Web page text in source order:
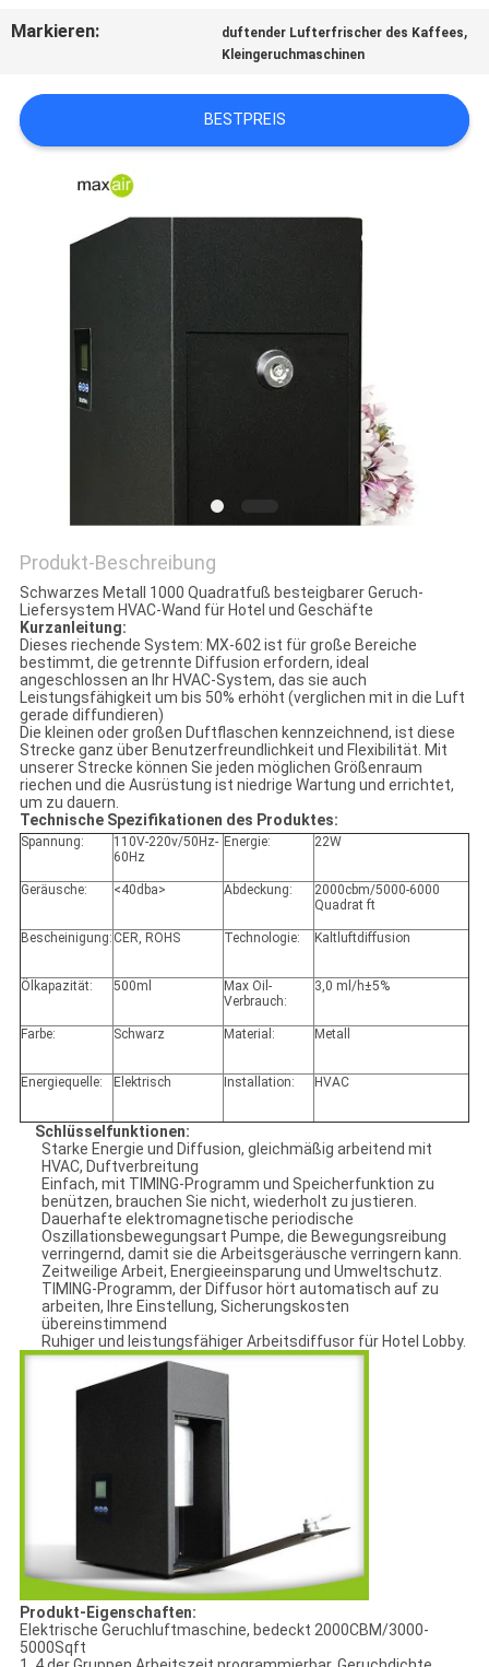
ZITAT
SHOPPING
ONLINE
PRIVACY
POLICY
Markieren: duftender Lufterfrischer des Kaffees,
Kleingeruchmaschinen
BESTPREIS
Produkt-Beschreibung
Schwarzes Metall 1000 Quadratfuß besteigbarer Geruch-
Liefersystem HVAC-Wand für Hotel und Geschäfte
Kurzanleitung:
Dieses riechende System: MX-602 ist für große Bereiche
bestimmt, die getrennte Diffusion erfordern, ideal
angeschlossen an Ihr HVAC-System, das sie auch
Leistungsfähigkeit um bis 50% erhöht (verglichen mit in die Luft
gerade diffundieren)
Die kleinen oder großen Duftflaschen kennzeichnend, ist diese
Strecke ganz über Benutzerfreundlichkeit und Flexibilität. Mit
unserer Strecke können Sie jeden möglichen Größenraum
riechen und die Ausrüstung ist niedrige Wartung und errichtet,
um zu dauern.
Technische Spezifikationen des Produktes:
Spannung:
110V-220v/50Hz-
60Hz
Energie: 22W
Geräusche: <40dba> Abdeckung:
2000cbm/5000-6000
Quadrat ft
Bescheinigung: CER, ROHS Technologie: Kaltluftdiffusion
Ölkapazität: 500ml
Max Oil-
Verbrauch:
3,0 ml/h±5%
Farbe: Schwarz Material: Metall
Energiequelle: Elektrisch Installation: HVAC
Schlüsselfunktionen:
Starke Energie und Diffusion, gleichmäßig arbeitend mit
HVAC, Duftverbreitung
Einfach, mit TIMING-Programm und Speicherfunktion zu
benützen, brauchen Sie nicht, wiederholt zu justieren.
Dauerhafte elektromagnetische periodische
Oszillationsbewegungsart Pumpe, die Bewegungsreibung
verringernd, damit sie die Arbeitsgeräusche verringern kann.
Zeitweilige Arbeit, Energieeinsparung und Umweltschutz.
TIMING-Programm, der Diffusor hört automatisch auf zu
arbeiten, Ihre Einstellung, Sicherungskosten
übereinstimmend
Ruhiger und leistungsfähiger Arbeitsdiffusor für Hotel Lobby.
Produkt-Eigenschaften:
Elektrische Geruchluftmaschine, bedeckt 2000CBM/3000-
5000Sqft